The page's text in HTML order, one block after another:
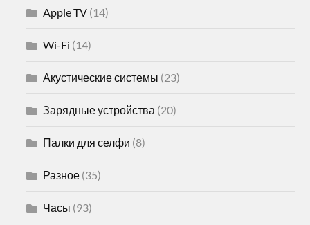
Apple TV (14)
Wi-Fi (14)
Акустические системы (23)
Зарядные устройства (20)
Палки для селфи (8)
Разное (35)
Часы (93)